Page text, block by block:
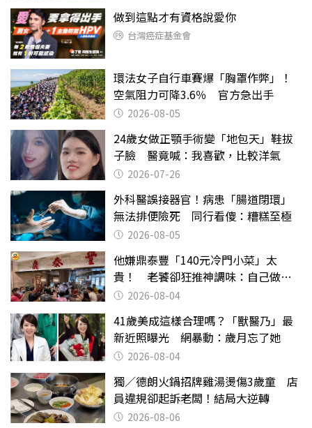
做到這點才有資格說愛你
台灣癌症基金會
環法女子自行車賽爆「胸罩作弊」！
空氣阻力可降3.6％ 官方急出手
2026-08-05
24歲女做正顎手術變「地包天」鞋拔
子臉 醫竟喊：我喜歡，比較洋氣
2026-07-26
外科醫誤接器官！病患「腸道閉環」
無法排便險死 同行看傻：糟糕至極
2026-08-05
他嫌鼎泰豐「140元冷門小菜」太
貴！ 老饕卻狂推神調味：自己做不
出來2026-08-04
41歲美成這樣合理嗎？「獸醫乃」最
新近照曝光 網暴動：歲月忘了她
2026-08-04
獨／德朗火鍋招牌雞湯燙傷3歲童 店
員違規卻起訴老闆！結局大逆轉
2026-08-06